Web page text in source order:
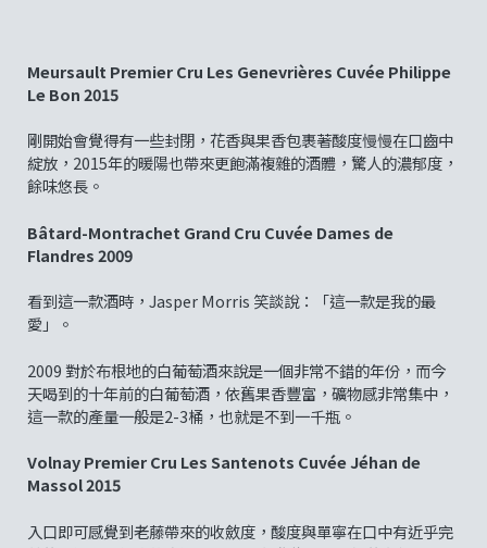
Meursault Premier Cru Les Genevrières Cuvée Philippe
Le Bon 2015
剛開始會覺得有一些封閉，花香與果香包裹著酸度慢慢在口齒中
綻放，2015年的暖陽也帶來更飽滿複雜的酒體，驚人的濃郁度，
餘味悠長。
Bâtard-Montrachet Grand Cru Cuvée Dames de
Flandres 2009
看到這一款酒時，Jasper Morris 笑談說：「這一款是我的最
愛」。
2009 對於布根地的白葡萄酒來說是一個非常不錯的年份，而今
天喝到的十年前的白葡萄酒，依舊果香豐富，礦物感非常集中，
這一款的產量一般是2-3桶，也就是不到一千瓶。
Volnay Premier Cru Les Santenots Cuvée Jéhan de
Massol 2015
入口即可感覺到老藤帶來的收斂度，酸度與單寧在口中有近乎完